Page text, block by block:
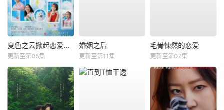
夏色之云掀起恋爱与风暴
更新至第05集
婚姻之后
更新至第11集
毛骨悚然的恋爱
更新至第07集